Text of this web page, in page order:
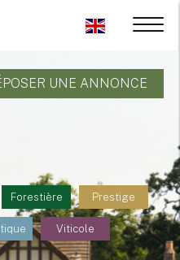
UNE ANNONCE
Forestière Prestige
Viticole